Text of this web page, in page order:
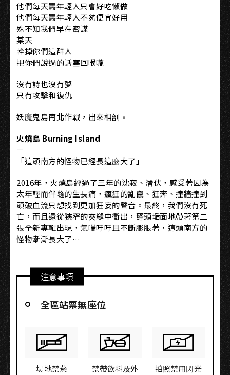
他們每天罵年輕人只會好吃懶做
他們每天罵年輕人不夠便宜好用
殊不知我們早在密謀
某天
幹掉你們這群人
把你們說過的話塞回喉嚨
沒有詩也沒有夢
只有攻擊和復仇
妖魔鬼島南北作戰，出來相刣。
火燒島 Burning Island
－
「這頭南方的怪物已經長這麼大了」
2016年，火燒島經過了三年的沈寂、潛伏，感受著因為
太年輕而伴隨的生長痛，瘋狂的亂竄、狂奔、撞牆撞到
頭破血流只想找到更加狂妄的聲音。最終，我們沒有死
亡，而且還從狹窄的夾縫中衝出，蓬頭垢面地帶著第二
張全新專輯出現，氣喘吁吁且不斷膨脹著，這頭南方的
怪物漸漸長大了…
注意事項
全區站票無座位
場地禁菸
禁帶飲料及外
拍照禁用閃光